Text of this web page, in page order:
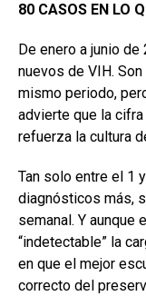
80 CASOS EN LO
De enero a junio
nuevos de VIH.
mismo periodo,
advierte que la
refuerza la cultura
Tan solo entre el 1
diagnósticos más,
semanal. Y aunque
“indetectable” la
en que el mejor
correcto del